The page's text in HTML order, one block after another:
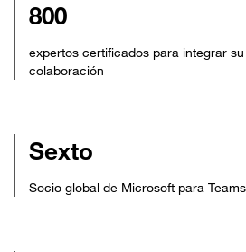
800
expertos certificados para integrar
colaboración
Sexto
Socio global de Microsoft para